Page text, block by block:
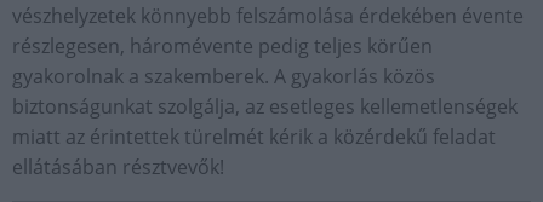
vészhelyzetek könnyebb felszámolása érdekében évente
részlegesen, háromévente pedig teljes körűen
gyakorolnak a szakemberek. A gyakorlás közös
biztonságunkat szolgálja, az esetleges kellemetlenségek
miatt az érintettek türelmét kérik a közérdekű feladat
ellátásában résztvevők!